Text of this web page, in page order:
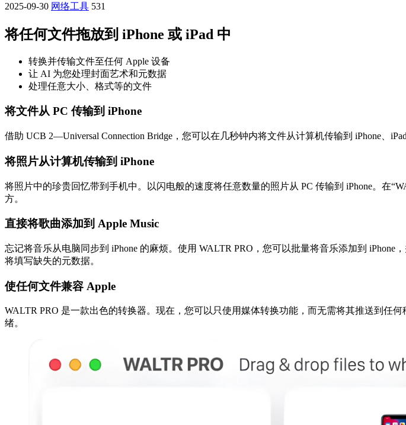
2025-09-30 网络工具 531
将任何文件拖放到 iPhone 或 iPad 中
转换并传输文件至任何 Apple 设备
让 AI 为您处理封面艺术和元数据
处理任意大小、格式等的文件
将文件从 PC 传输到 iPhone
借助 UCB 2—Universal Connection Bridge，您可以在几秒钟内将文件从计算机传输到 iPhone、
将照片从计算机传输到 iPhone
将照片中的珍贵回忆带到手机中。以闪电般的速度将任意数量的照片从 PC 传输到 iPhone。在
方。
直接将歌曲添加到 Apple Music
忘记将音乐从电脑同步到 iPhone 的麻烦。使用 WALTR PRO，您可以批量将音乐添加到
将填写缺失的元数据。
使任何文件兼容 Apple
WALTR PRO 是一款出色的转换器。现在，您可以只使用媒体转换功能，而无需将其推送到任
绪。